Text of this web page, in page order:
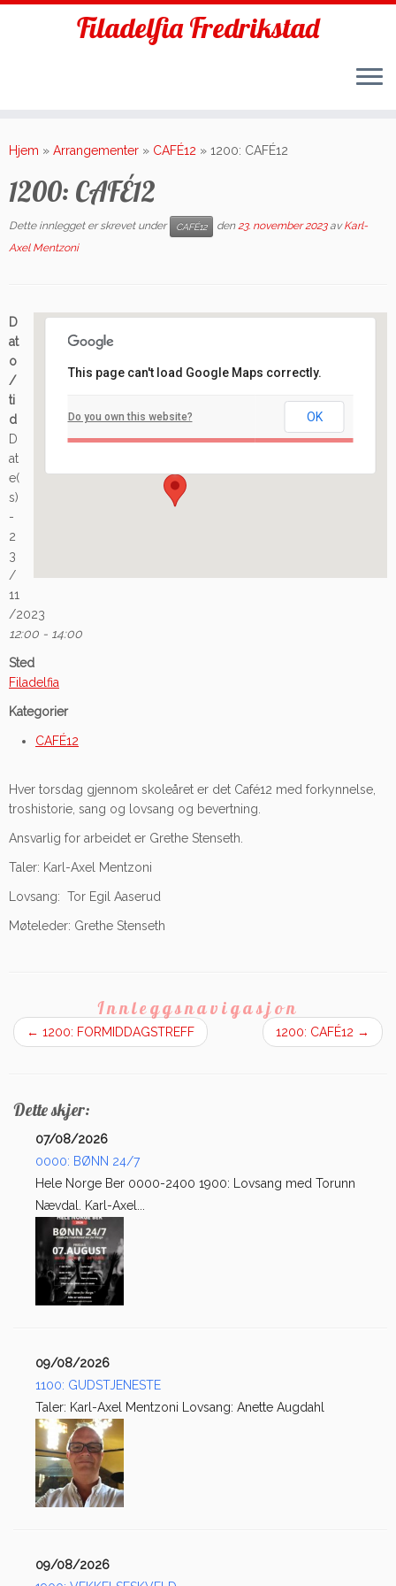
to
Filadelfia Fredrikstad
Hjem » Arrangementer » CAFÉ12 » 1200: CAFÉ12
1200: CAFÉ12
Dette innlegget er skrevet under CAFÉ12 den23. november 2023 avKarl-
Axel Mentzoni
Arrangement
This page can't load Google Maps correctly.
Do you own this website? OK
D
at
o
/
ti
d
D
at
e(
s)
-
2
3
/
11
/2023
12:00 - 14:00
Sted
Filadelfia
Kategorier
CAFÉ12
Hver torsdag gjennom skoleåret er det Café12 med forkynnelse,
troshistorie, sang og lovsang og bevertning.
Ansvarlig for arbeidet er Grethe Stenseth.
Taler: Karl-Axel Mentzoni
Lovsang: Tor Egil Aaserud
Møteleder: Grethe Stenseth
Innleggsnavigasjon
← 1200: FORMIDDAGSTREFF 1200: CAFÉ12 →
Dette skjer:
07/08/2026
0000: BØNN 24/7
Hele Norge Ber 0000-2400 1900: Lovsang med Torunn
Nævdal. Karl-Axel...
09/08/2026
1100: GUDSTJENESTE
Taler: Karl-Axel Mentzoni Lovsang: Anette Augdahl
09/08/2026